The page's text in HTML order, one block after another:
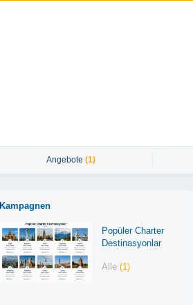
Angebote (1)
Kampagnen
Popüler Charter
Destinasyonlar
Alle(1)